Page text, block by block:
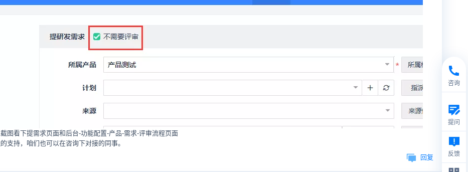
图看下提需求页面和后台-功能配置-产品-需求-评审流程页面
支持，咱们也可以在咨询下对接的同事。
回复
咨询
提问
反馈